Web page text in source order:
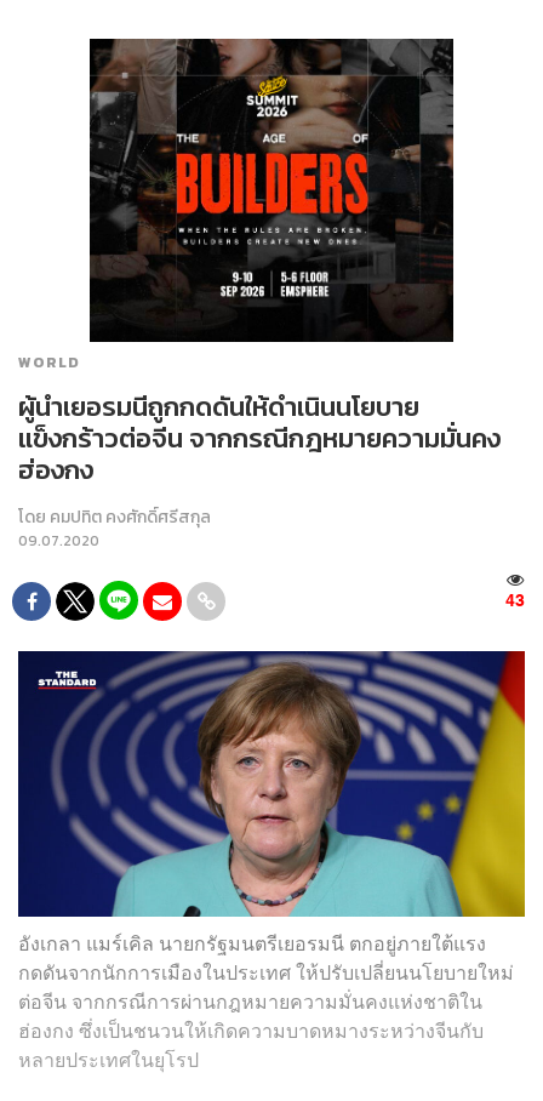
WORLD
ผู้นำเยอรมนีถูกกดดันให้ดำเนินนโยบาย
แข็งกร้าวต่อจีน จากกรณีกฎหมายความมั่นคง
ฮ่องกง
โดย คมปทิต คงศักดิ์ศรีสกุล
09.07.2020
43
อังเกลา แมร์เคิล นายกรัฐมนตรีเยอรมนี ตกอยู่ภายใต้แรง
กดดันจากนักการเมืองในประเทศ ให้ปรับเปลี่ยนนโยบายใหม่
ต่อจีน จากกรณีการผ่านกฎหมายความมั่นคงแห่งชาติใน
ฮ่องกง ซึ่งเป็นชนวนให้เกิดความบาดหมางระหว่างจีนกับ
หลายประเทศในยุโรป